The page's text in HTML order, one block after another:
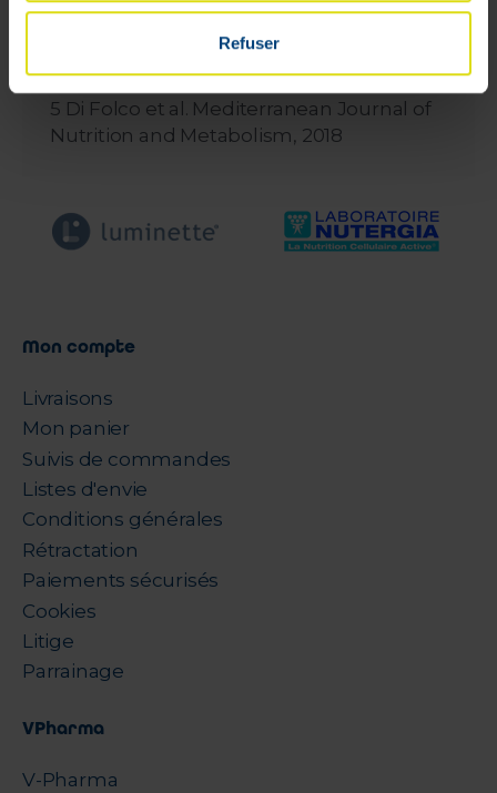
Refuser
4 Patent of Esserre Pharma Srl: EP 3116520
pending
5 Di Folco et al. Mediterranean Journal of
Nutrition and Metabolism, 2018
Mon compte
Livraisons
Mon panier
Suivis de commandes
Listes d'envie
Conditions générales
Rétractation
Paiements sécurisés
Cookies
Litige
Parrainage
VPharma
V-Pharma